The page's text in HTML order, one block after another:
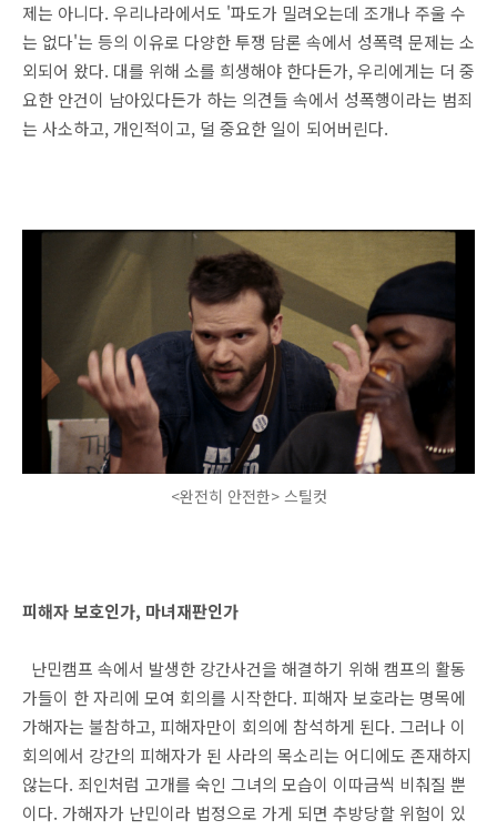
제는 아니다. 우리나라에서도 '파도가 밀려오는데 조개나 주울 수
는 없다'는 등의 이유로 다양한 투쟁 담론 속에서 성폭력 문제는 소
외되어 왔다. 대를 위해 소를 희생해야 한다든가, 우리에게는 더 중
요한 안건이 남아있다든가 하는 의견들 속에서 성폭행이라는 범죄
는 사소하고, 개인적이고, 덜 중요한 일이 되어버린다.
<완전히 안전한> 스틸컷
피해자 보호인가, 마녀재판인가
난민캠프 속에서 발생한 강간사건을 해결하기 위해 캠프의 활동
가들이 한 자리에 모여 회의를 시작한다. 피해자 보호라는 명목에
가해자는 불참하고, 피해자만이 회의에 참석하게 된다. 그러나 이
회의에서 강간의 피해자가 된 사라의 목소리는 어디에도 존재하지
않는다. 죄인처럼 고개를 숙인 그녀의 모습이 이따금씩 비춰질 뿐
이다. 가해자가 난민이라 법정으로 가게 되면 추방당할 위험이 있